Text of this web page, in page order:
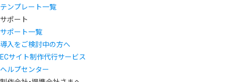
テンプレート一覧
サポート
サポート一覧
導入をご検討中の方へ
ECサイト制作代行サービス
ヘルプセンター